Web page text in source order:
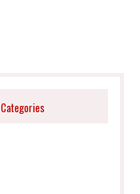
Categories